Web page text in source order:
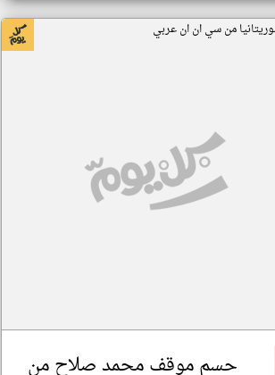
من سي ان ان عربي
حسم موقف محمد صلاح من